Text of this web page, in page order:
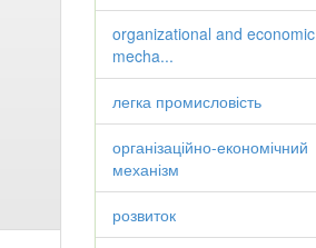
organizational and economic
mecha...
легка промисловість
організаційно-економічний
механізм
розвиток